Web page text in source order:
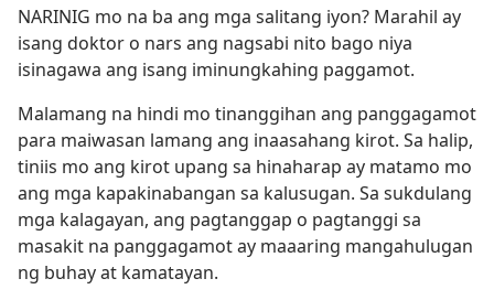
NARINIG mo na ba ang mga salitang iyon? Marahil ay
isang doktor o nars ang nagsabi nito bago niya
isinagawa ang isang iminungkahing paggamot.
Malamang na hindi mo tinanggihan ang panggagamot
para maiwasan lamang ang inaasahang kirot. Sa halip,
tiniis mo ang kirot upang sa hinaharap ay matamo mo
ang mga kapakinabangan sa kalusugan. Sa sukdulang
mga kalagayan, ang pagtanggap o pagtanggi sa
masakit na panggagamot ay maaaring mangahulugan
ng buhay at kamatayan.